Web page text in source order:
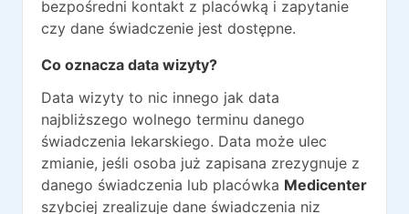
bezpośredni kontakt z placówką i zapytanie
czy dane świadczenie jest dostępne.
Co oznacza data wizyty?
Data wizyty to nic innego jak data
najbliższego wolnego terminu danego
świadczenia lekarskiego. Data może ulec
zmianie, jeśli osoba już zapisana zrezygnuje z
danego świadczenia lub placówka Medicenter
szybciej zrealizuje dane świadczenia niz